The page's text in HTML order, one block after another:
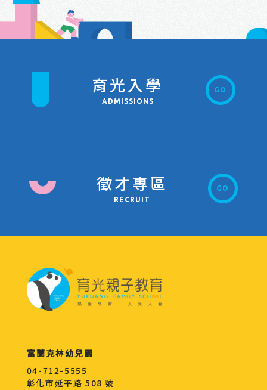
育光入學
ADMISSIONS
GO
徵才專區
RECRUIT
GO
富蘭克林幼兒園
04-712-5555
彰化市延平路 508 號